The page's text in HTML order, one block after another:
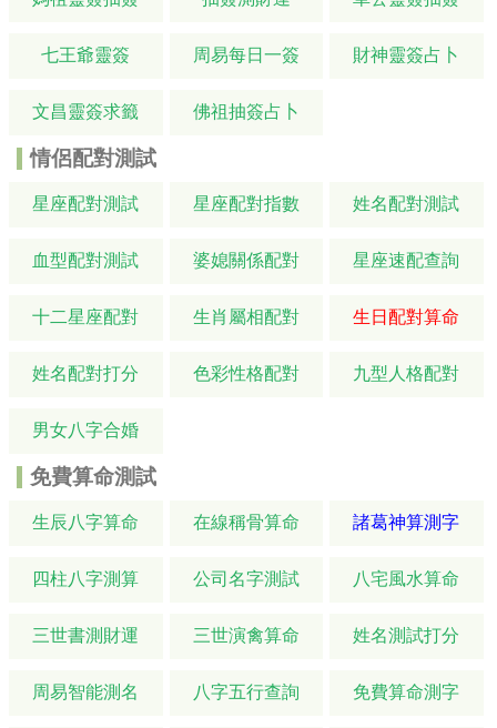
七王爺靈簽 周易每日一簽 財神靈簽占卜
文昌靈簽求籤 佛祖抽簽占卜
情侶配對測試
星座配對測試 星座配對指數 姓名配對測試
血型配對測試 婆媳關係配對 星座速配查詢
十二星座配對 生肖屬相配對 生日配對算命
姓名配對打分 色彩性格配對 九型人格配對
男女八字合婚
免費算命測試
生辰八字算命 在線稱骨算命 諸葛神算測字
四柱八字測算 公司名字測試 八宅風水算命
三世書測財運 三世演禽算命 姓名測試打分
周易智能測名 八字五行查詢 免費算命測字